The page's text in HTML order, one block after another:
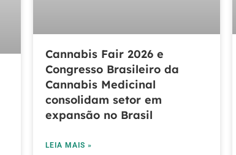
Cannabis Fair 2026 e
Congresso Brasileiro da
Cannabis Medicinal
consolidam setor em
expansão no Brasil
LEIA MAIS »